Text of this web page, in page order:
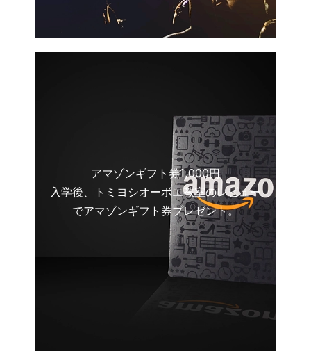
アマゾンギフト券1,000円
入学後、トミヨシオーボエ教室のレビュー
でアマゾンギフト券プレゼント。